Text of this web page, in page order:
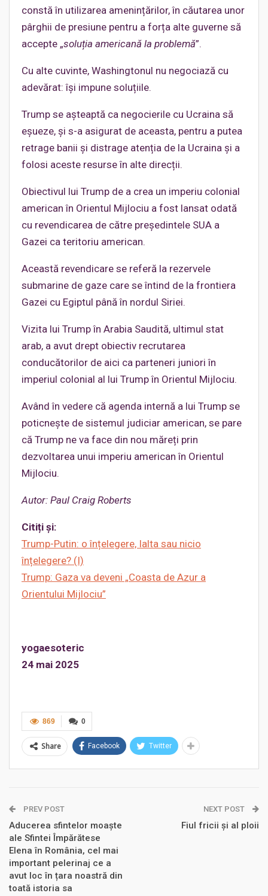
constă în utilizarea amenințărilor, în căutarea unor
pârghii de presiune pentru a forța alte guverne să
accepte „soluția americană la problemă”.
Cu alte cuvinte, Washingtonul nu negociază cu
adevărat: își impune soluțiile.
Trump se așteaptă ca negocierile cu Ucraina să
eșueze, și s-a asigurat de aceasta, pentru a putea
retrage banii și distrage atenția de la Ucraina și a
folosi aceste resurse în alte direcții.
Obiectivul lui Trump de a crea un imperiu colonial
american în Orientul Mijlociu a fost lansat odată
cu revendicarea de către președintele SUA a
Gazei ca teritoriu american.
Această revendicare se referă la rezervele
submarine de gaze care se întind de la frontiera
Gazei cu Egiptul până în nordul Siriei.
Vizita lui Trump în Arabia Saudită, ultimul stat
arab, a avut drept obiectiv recrutarea
conducătorilor de aici ca parteneri juniori în
imperiul colonial al lui Trump în Orientul Mijlociu.
Având în vedere că agenda internă a lui Trump se
poticnește de sistemul judiciar american, se pare
că Trump ne va face din nou măreți prin
dezvoltarea unui imperiu american în Orientul
Mijlociu.
Autor: Paul Craig Roberts
Citiți și:
Trump-Putin: o înțelegere, Ialta sau nicio
înțelegere? (I)
Trump: Gaza va deveni „Coasta de Azur a
Orientului Mijlociu”
yogaesoteric
24 mai 2025
0
869
Share Facebook Twitter
PREV POST
Aducerea sfintelor moaște
ale Sfintei Împărătese
Elena în România, cel mai
important pelerinaj ce a
avut loc în țara noastră din
toată istoria sa
NEXT POST
Fiul fricii și al ploii